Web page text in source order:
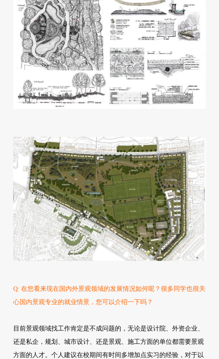
Q: 在您看来现在国内外景观领域的发展情况如何呢？很多同学也很关
心国内景观专业的就业情景，您可以介绍一下吗？
目前景观领域找工作肯定是不成问题的，无论是设计院、外资企业、
还是私企，规划、城市设计、还是景观、施工方面的单位都需要景观
方面的人才。个人建议在校期间有时间多增加点实习的经验，对于以